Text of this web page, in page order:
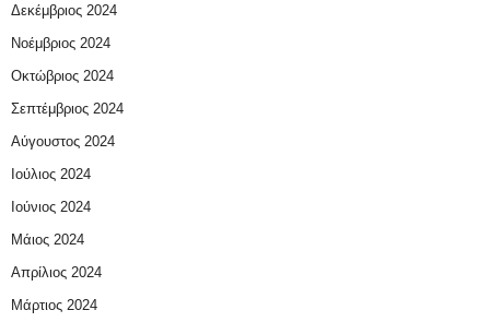
Δεκέμβριος 2024
Νοέμβριος 2024
Οκτώβριος 2024
Σεπτέμβριος 2024
Αύγουστος 2024
Ιούλιος 2024
Ιούνιος 2024
Μάιος 2024
Απρίλιος 2024
Μάρτιος 2024